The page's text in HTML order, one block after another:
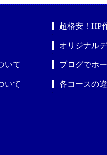
いて
いて
超格安！HP
オリジナル
ブログでホ
各コースの